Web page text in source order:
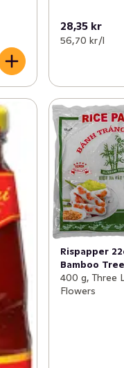
28,35 kr
56,70 kr /l
Rispapper
Bamboo Tree
400 g, Three
Flowers